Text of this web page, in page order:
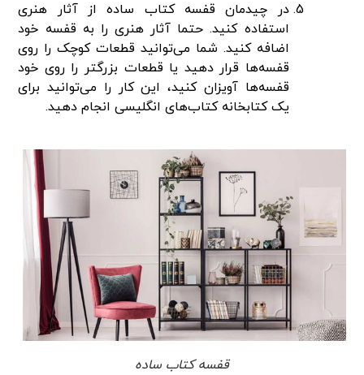
در چیدمان قفسه کتاب ساده از آثار هنری
استفاده کنید. حتما آثار هنری را به قفسه خود
اضافه کنید. شما می‌توانید قطعات کوچک را روی
قفسه‌ها قرار دهید یا قطعات بزرگتر را روی خود
قفسه‌ها آویزان کنید، این کار را می‌توانید برای
یک کتابخانه کتاب‌های انگلیسی انجام دهید.
قفسه کتاب ساده